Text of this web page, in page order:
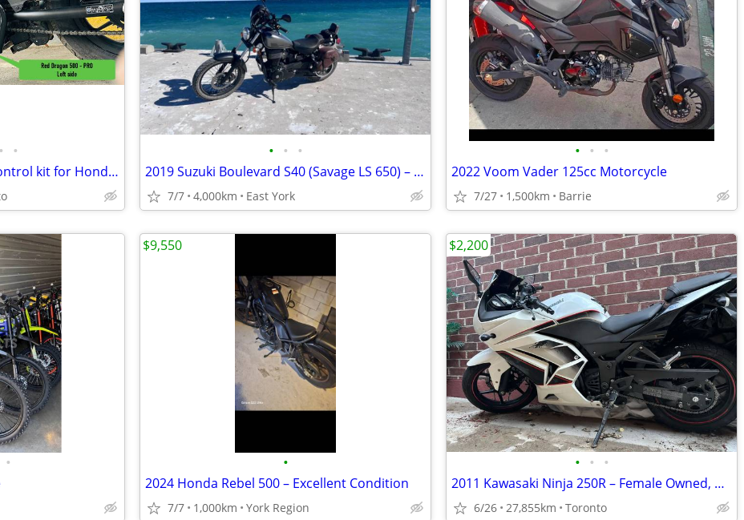
• •
Red dragon pro forward control kit for Honda rebel 500.
• • •
2019 Suzuki Boulevard S40 (Savage LS 650) – Excellent Condition
7/7 4,000km East York
• • •
2022 Voom Vader 125cc Motorcycle
7/27 1,500km Barrie
• •
2024 Honda Rebel 500 – Excellent Condition
7/7 1,000km York Region
$9,550
• • •
2011 Kawasaki Ninja 250R – Female Owned, Well-Maintained, Runs Great
6/26 27,855km Toronto
$2,200